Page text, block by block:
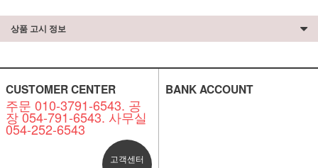
상품 고시 정보
CUSTOMER CENTER
주문 010-3791-6543. 공
장 054-791-6543. 사무실
054-252-6543
고객센터
BANK ACCOUNT